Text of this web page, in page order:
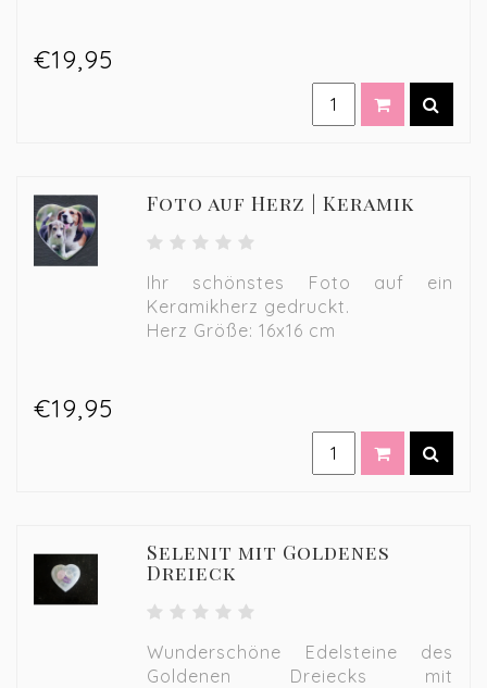
€19,95
Foto auf Herz | Keramik
Ihr schönstes Foto auf ein
Keramikherz gedruckt.
Herz Größe: 16x16 cm
€19,95
Selenit mit Goldenes
Dreieck
Wunderschöne Edelsteine des
Goldenen Dreiecks mit